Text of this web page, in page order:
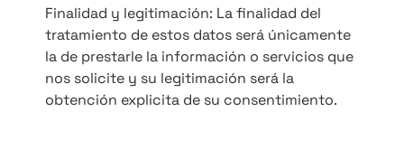
Finalidad y legitimación: La finalidad del
tratamiento de estos datos será únicamente
la de prestarle la información o servicios que
nos solicite y su legitimación será la
obtención explicita de su consentimiento.